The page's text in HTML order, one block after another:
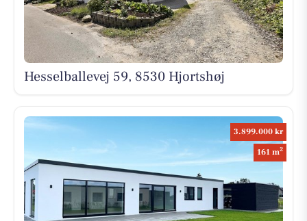
Hesselballevej 59, 8530 Hjortshøj
3.899.000 kr
161 m2